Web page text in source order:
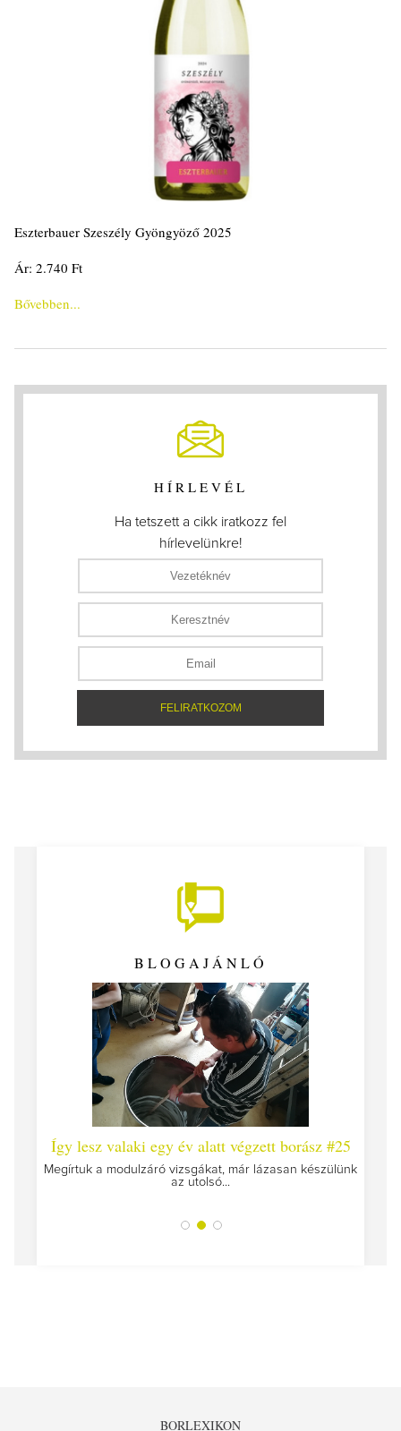
Eszterbauer Szeszély Gyöngyöző 2025
Ár: 2.740 Ft
Bővebben...
HÍRLEVÉL
Ha tetszett a cikk iratkozz fel
hírlevelünkre!
BLOGAJÁNLÓ
Így lesz valaki egy év alatt végzett borász #25
Megírtuk a modulzáró vizsgákat, már lázasan készülünk
az utolsó...
BORLEXIKON